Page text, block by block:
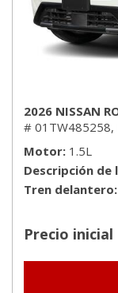
2026 NISSAN
# 01TW485258,
Motor 1.5L
Descripción de
Tren delantero
Precio inicial